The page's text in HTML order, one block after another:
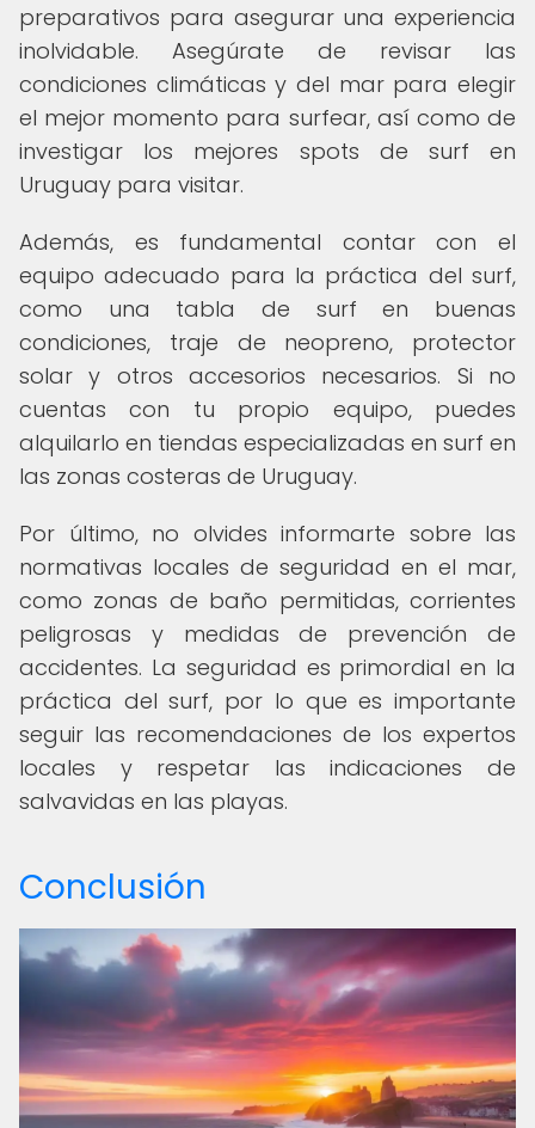
preparativos para asegurar una experiencia
inolvidable. Asegúrate de revisar las
condiciones climáticas y del mar para elegir
el mejor momento para surfear, así como de
investigar los mejores spots de surf en
Uruguay para visitar.
Además, es fundamental contar con el
equipo adecuado para la práctica del surf,
como una tabla de surf en buenas
condiciones, traje de neopreno, protector
solar y otros accesorios necesarios. Si no
cuentas con tu propio equipo, puedes
alquilarlo en tiendas especializadas en surf en
las zonas costeras de Uruguay.
Por último, no olvides informarte sobre las
normativas locales de seguridad en el mar,
como zonas de baño permitidas, corrientes
peligrosas y medidas de prevención de
accidentes. La seguridad es primordial en la
práctica del surf, por lo que es importante
seguir las recomendaciones de los expertos
locales y respetar las indicaciones de
salvavidas en las playas.
Conclusión